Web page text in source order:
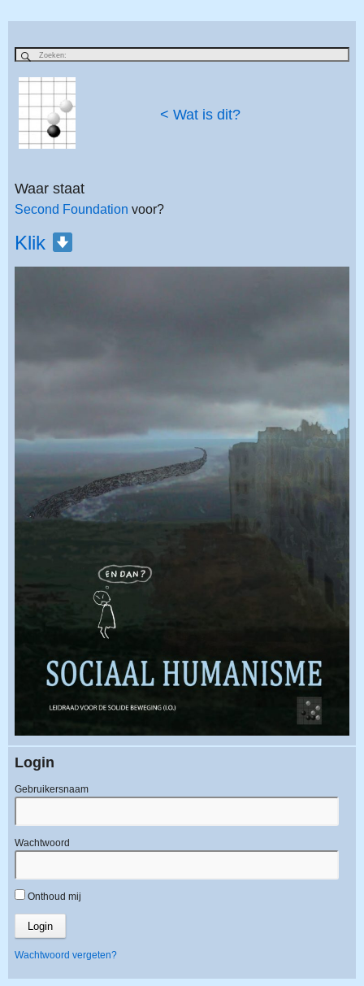
< Wat is dit?
Waar staat
Second Foundation voor?
Klik
Login
Gebruikersnaam
Wachtwoord
Onthoud mij
Wachtwoord vergeten?